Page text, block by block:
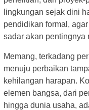
lingkungan sejak dini
pendidikan formal,
sadar akan pentingnya
Memang, terkadang
menuju perbaikan
kehilangan harapan.
elemen bangsa, dari
hingga dunia usaha,